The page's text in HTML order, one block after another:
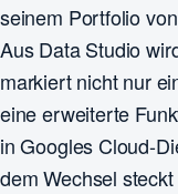
seinem Portfolio
Aus Data Studio
markiert nicht nur
eine erweiterte
in Googles Cloud-
dem Wechsel